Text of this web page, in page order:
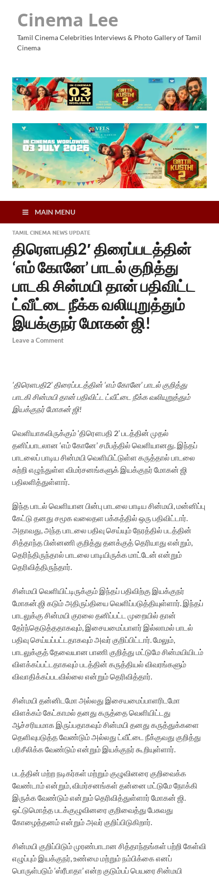
Cinema Lee
Tamil Cinema Celebrities Interviews & Photo Gallery of Tamil
Cinema
MAIN MENU
TAMIL CINEMA NEWS UPDATE
திரெளபதி2′ திரைப்படத்தின்
‘எம் கோனே’ பாடல் குறித்து
பாடகி சின்மயி தான் பதிவிட்ட
ட்வீட்டை நீக்க வலியுறுத்தும்
இயக்குநர் மோகன் ஜி!
Leave a Comment
‘திரெளபதி2’ திரைப்படத்தின் ‘எம் கோனே’ பாடல் குறித்து
பாடகி சின்மயி தான் பதிவிட்ட ட்வீட்டை நீக்க வலியுறுத்தும்
இயக்குநர் மோகன் ஜி!
வெளியாகவிருக்கும் ‘திரௌபதி 2’ படத்தின் முதல்
தனிப்பாடலான ‘எம் கோனே’ சமீபத்தில் வெளியானது. இந்தப்
பாடலைப் பாடிய சின்மயி வெளியிட்டுள்ள கருத்தால் பாடலை
சுற்றி எழுந்துள்ள விமர்சனங்களுக் இயக்குநர் மோகன் ஜி
பதிலளித்துள்ளார்.
இந்த பாடல் வெளியான பின்பு பாடலை பாடிய சின்மயி, மன்னிப்பு
கேட்டு தனது சமூக வலைதள பக்கத்தில் ஒரு பதிவிட்டார்.
அதாவது, அந்த பாடலை பதிவு செய்யும் நேரத்தில் படத்தின்
சித்தாந்த பின்னணி குறித்து தனக்குத் தெரியாது என்றும்,
தெரிந்திருந்தால் பாடலை பாடியிருக்க மாட்டேன் என்றும்
தெரிவித்திருந்தார்.
சின்மயி வெளியிட்டிருக்கும் இந்தப் பதிவிற்கு இயக்குநர்
மோகன்.ஜி கடும் அதிருப்தியை வெளிப்படுத்தியுள்ளார். இந்தப்
பாடலுக்கு சின்மயி குரலை தனிப்பட்ட முறையில் தான்
தேர்ந்தெடுத்ததாகவும், இசையமைப்பாளர் இல்லாமல் பாடல்
பதிவு செய்யப்பட்டதாகவும் அவர் குறிப்பிட்டார். மேலும்,
பாடலுக்குத் தேவையான பாணி குறித்து மட்டுமே சின்மயியிடம்
விளக்கப்பட்டதாகவும் படத்தின் கருத்தியல் விவரங்களும்
விவாதிக்கப்படவில்லை என்றும் தெரிவித்தார்.
சின்மயி தன்னிடமோ அல்லது இசையமைப்பாளரிடமோ
விளக்கம் கேட்காமல் தனது கருத்தை வெளியிட்டது
ஆச்சரியமாக இருப்பதாகவும் சின்மயி தனது கருத்துக்களை
தெளிவுபடுத்த வேண்டும் அல்லது ட்வீட்டை நீக்குவது குறித்து
பரிசீலிக்க வேண்டும் என்றும் இயக்குநர் கூறியுள்ளார்.
படத்தின் மற்ற நடிகர்கள் மற்றும் குழுவினரை குறிவைக்க
வேண்டாம் என்றும், விமர்சனங்கள் தன்னை மட்டுமே நோக்கி
இருக்க வேண்டும் என்றும் தெரிவித்துள்ளார் மோகன் ஜி.
ஒட்டுமொத்த படக்குழுவினரை குறிவைத்து பேசுவது
கோழைத்தனம் என்றும் அவர் குறிப்பிடுகிறார்.
சின்மயி குறிப்பிடும் முரண்பாடான சித்தாந்தங்கள் பற்றி கேள்வி
எழுப்பும் இயக்குநர், உண்மை மற்றும் நம்பிக்கை எனப்
பொருள்படும் ‘ஸ்ரீபாதா’ என்ற குடும்பப் பெயரை சின்மயி